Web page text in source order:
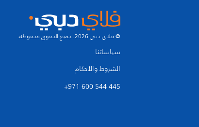
© فلاي دبي 2026. جميع الحقوق محفوظة.
سياساتنا
الشروط والأحكام
+971 600 544 445